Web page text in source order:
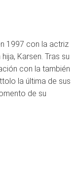
1997 con la actriz
Karsen. Tras su
con la también
la última de sus
de su